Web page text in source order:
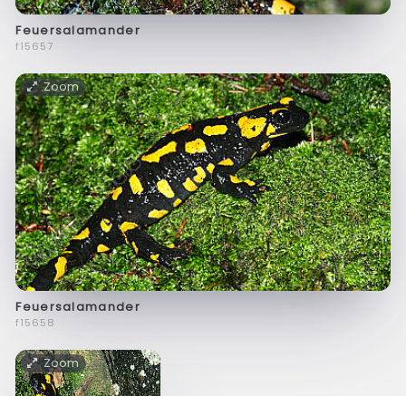
Feuersalamander
f15657
Zoom
Feuersalamander
f15658
Zoom